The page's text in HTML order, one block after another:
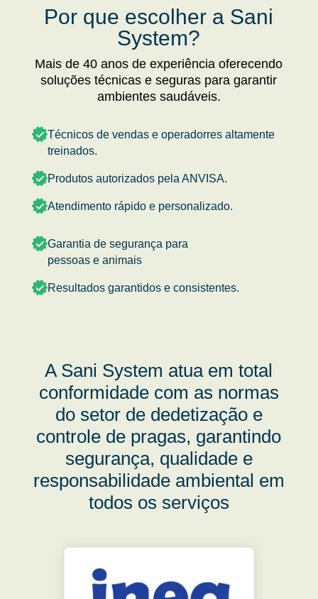
Por que escolher a Sani
System?
Mais de 40 anos de experiência oferecendo
soluções técnicas e seguras para garantir
ambientes saudáveis.
Técnicos de vendas e operadorres altamente
treinados.
Produtos autorizados pela ANVISA.
Atendimento rápido e personalizado.
Garantia de segurança para
pessoas e animais
Resultados garantidos e consistentes.
A Sani System atua em total
conformidade com as normas
do setor de dedetização e
controle de pragas, garantindo
segurança, qualidade e
responsabilidade ambiental em
todos os serviços